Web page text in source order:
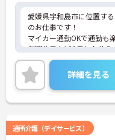
愛媛県宇和島市に位置す
のお仕事です！
マイカー通勤OKで通勤も
年間休日も122日とお休
ベートとの両立もしやす
ご興味のある方には、面
詳細をお話いたしますの
い。
詳細を見る
通所介護（デイサービス）